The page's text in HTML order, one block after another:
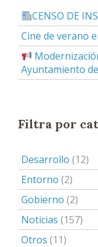
CENSO DE
Cine de verano
Ayuntamiento
Filtra por
Desarrollo (12)
Entorno (2)
Gobierno (2)
Noticias (157)
Otros (11)